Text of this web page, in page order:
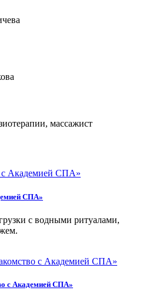
массажист
СПА»
с водными ритуалами,
с Академией СПА»